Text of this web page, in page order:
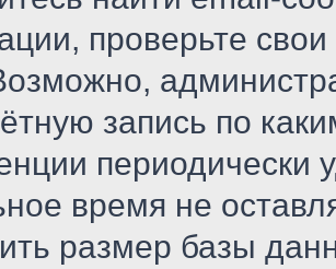
проверьте
запись по
периодически
время не
размер базы